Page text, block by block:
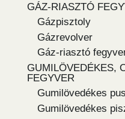
GÁZ-RIASZTÓ
Gázpisztoly
Gázrevolver
Gáz-riasztó
GUMILÖVEDÉKES,
FEGYVER
Gumilövedékes
Gumilövedékes